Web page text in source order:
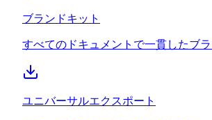
ブランドキット
すべてのドキュメントで一貫したブラ
ユニバーサルエクスポート